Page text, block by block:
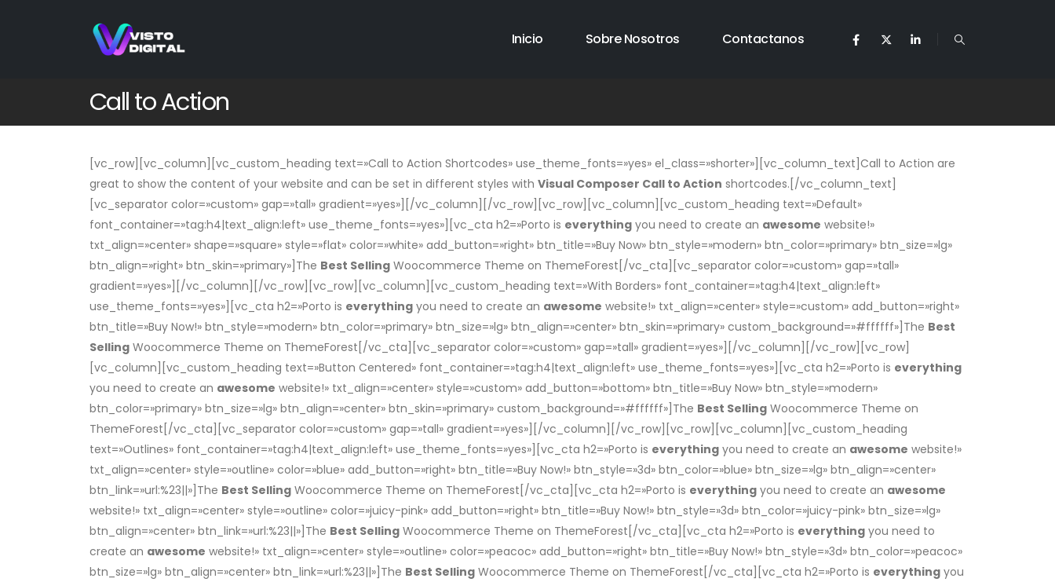
Inicio Sobre Nosotros Contactanos
Call to Action
[vc_row][vc_column][vc_custom_heading text=»Call to Action Shortcodes» use_theme_fonts=»yes» el_class=»shorter»][vc_column_text]Call to Action are
great to show the content of your website and can be set in different styles with Visual Composer Call to Action shortcodes.[/vc_column_text]
[vc_separator color=»custom» gap=»tall» gradient=»yes»][/vc_column][/vc_row][vc_row][vc_column][vc_custom_heading text=»Default»
font_container=»tag:h4|text_align:left» use_theme_fonts=»yes»][vc_cta h2=»Porto is everything you need to create an awesome website!»
txt_align=»center» shape=»square» style=»flat» color=»white» add_button=»right» btn_title=»Buy Now» btn_style=»modern» btn_color=»primary» btn_size=»lg»
btn_align=»right» btn_skin=»primary»]The Best Selling Woocommerce Theme on ThemeForest[/vc_cta][vc_separator color=»custom» gap=»tall»
gradient=»yes»][/vc_column][/vc_row][vc_row][vc_column][vc_custom_heading text=»With Borders» font_container=»tag:h4|text_align:left»
use_theme_fonts=»yes»][vc_cta h2=»Porto is everything you need to create an awesome website!» txt_align=»center» style=»custom» add_button=»right»
btn_title=»Buy Now!» btn_style=»modern» btn_color=»primary» btn_size=»lg» btn_align=»center» btn_skin=»primary» custom_background=»#ffffff»]The Best
Selling Woocommerce Theme on ThemeForest[/vc_cta][vc_separator color=»custom» gap=»tall» gradient=»yes»][/vc_column][/vc_row][vc_row]
[vc_column][vc_custom_heading text=»Button Centered» font_container=»tag:h4|text_align:left» use_theme_fonts=»yes»][vc_cta h2=»Porto is everything
you need to create an awesome website!» txt_align=»center» style=»custom» add_button=»bottom» btn_title=»Buy Now» btn_style=»modern»
btn_color=»primary» btn_size=»lg» btn_align=»center» btn_skin=»primary» custom_background=»#ffffff»]The Best Selling Woocommerce Theme on
ThemeForest[/vc_cta][vc_separator color=»custom» gap=»tall» gradient=»yes»][/vc_column][/vc_row][vc_row][vc_column][vc_custom_heading
text=»Outlines» font_container=»tag:h4|text_align:left» use_theme_fonts=»yes»][vc_cta h2=»Porto is everything you need to create an awesome website!»
txt_align=»center» style=»outline» color=»blue» add_button=»right» btn_title=»Buy Now!» btn_style=»3d» btn_color=»blue» btn_size=»lg» btn_align=»center»
btn_link=»url:%23||»]The Best Selling Woocommerce Theme on ThemeForest[/vc_cta][vc_cta h2=»Porto is everything you need to create an awesome
website!» txt_align=»center» style=»outline» color=»juicy-pink» add_button=»right» btn_title=»Buy Now!» btn_style=»3d» btn_color=»juicy-pink» btn_size=»lg»
btn_align=»center» btn_link=»url:%23||»]The Best Selling Woocommerce Theme on ThemeForest[/vc_cta][vc_cta h2=»Porto is everything you need to
create an awesome website!» txt_align=»center» style=»outline» color=»peacoc» add_button=»right» btn_title=»Buy Now!» btn_style=»3d» btn_color=»peacoc»
btn_size=»lg» btn_align=»center» btn_link=»url:%23||»]The Best Selling Woocommerce Theme on ThemeForest[/vc_cta][vc_cta h2=»Porto is everything you